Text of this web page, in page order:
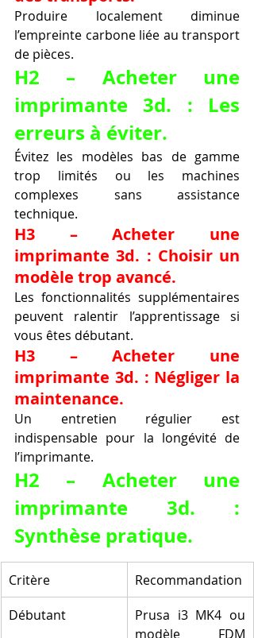
Produire localement diminue
l’empreinte carbone liée au transport
de pièces.
H2 – Acheter une
imprimante 3d. : Les
erreurs à éviter.
Évitez les modèles bas de gamme
trop limités ou les machines
complexes sans assistance
technique.
H3 – Acheter une
imprimante 3d. : Choisir un
modèle trop avancé.
Les fonctionnalités supplémentaires
peuvent ralentir l’apprentissage si
vous êtes débutant.
H3 – Acheter une
imprimante 3d. : Négliger la
maintenance.
Un entretien régulier est
indispensable pour la longévité de
l’imprimante.
H2 – Acheter une
imprimante 3d. :
Synthèse pratique.
Critère
Recommandation
Débutant
Prusa i3 MK4 ou
modèle FDM